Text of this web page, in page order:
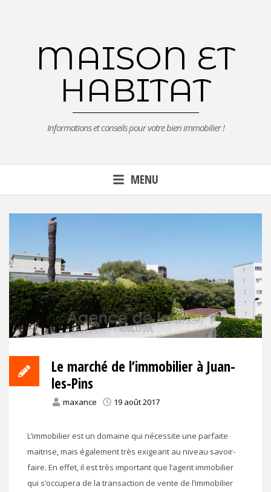
MAISON ET
HABITAT
Informations et conseils pour votre bien immobilier !
MENU
Le marché de l’immobilier à Juan-
les-Pins
maxance 19 août 2017
L’immobilier est un domaine qui nécessite une parfaite
maitrise, mais également très exigeant au niveau savoir-
faire. En effet, il est très important que l’agent immobilier
qui s’occupera de la transaction de vente de l’immobilier